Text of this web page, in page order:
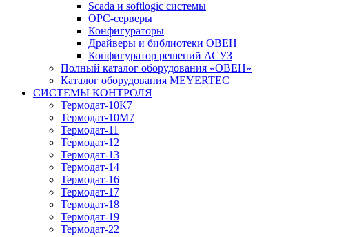
Scada и softlogic системы
OPC-серверы
Конфигураторы
Драйверы и библиотеки ОВЕН
Конфигуратор решений АСУЗ
Полный каталог оборудования «ОВЕН»
Каталог оборудования MEYERTEC
СИСТЕМЫ КОНТРОЛЯ
Термодат-10К7
Термодат-10М7
Термодат-11
Термодат-12
Термодат-13
Термодат-14
Термодат-16
Термодат-17
Термодат-18
Термодат-19
Термодат-22